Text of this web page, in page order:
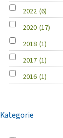
2022 (6)
2020 (17)
2018 (1)
2017 (1)
2016 (1)
Kategorie